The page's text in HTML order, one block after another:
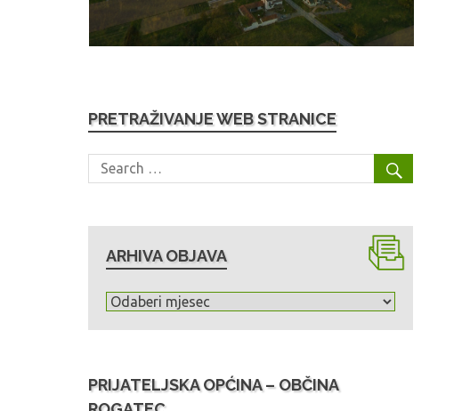
PRETRAŽIVANJE WEB STRANICE
ARHIVA OBJAVA
A
v
PRIJATELJSKA OPĆINA – OBČINA